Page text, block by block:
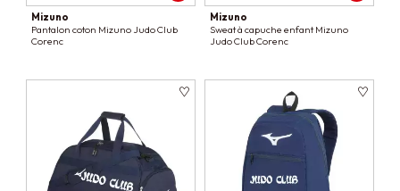
Mizuno
Pantalon coton Mizuno Judo Club
Corenc
Mizuno
Sweat à capuche enfant Mizuno
Judo Club Corenc